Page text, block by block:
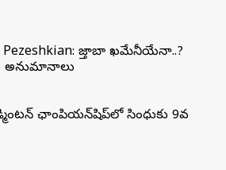
Pezeshkian: మొజ్తాబా ఖమేనీయేనా..?
అనుమానాలు
ఛాంపియన్‌షిప్‌లో సింధుకు 9వ